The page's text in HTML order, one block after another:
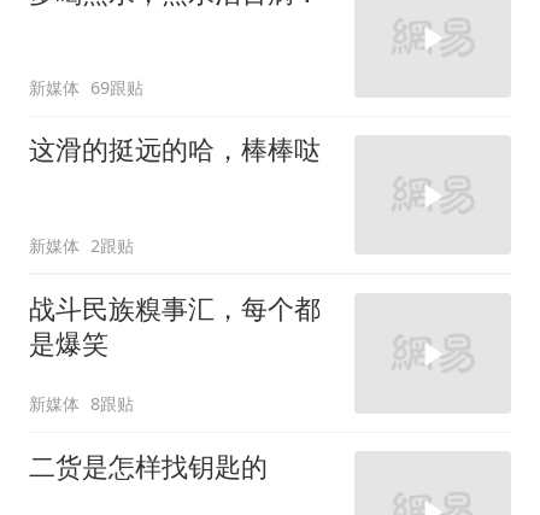
新媒体 69跟贴
这滑的挺远的哈，棒棒哒
新媒体 2跟贴
战斗民族糗事汇，每个都
是爆笑
新媒体 8跟贴
二货是怎样找钥匙的